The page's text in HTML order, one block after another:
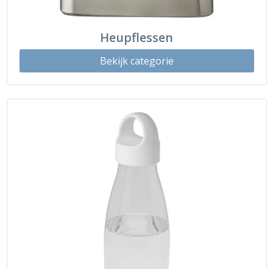
Heupflessen
Bekijk categorie